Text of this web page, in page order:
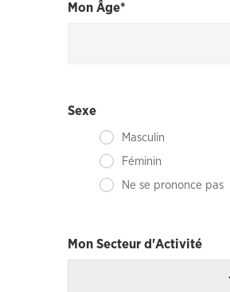
Mon Âge*
Sexe
Masculin
Féminin
Ne se prononce pas
Mon Secteur d'Activité